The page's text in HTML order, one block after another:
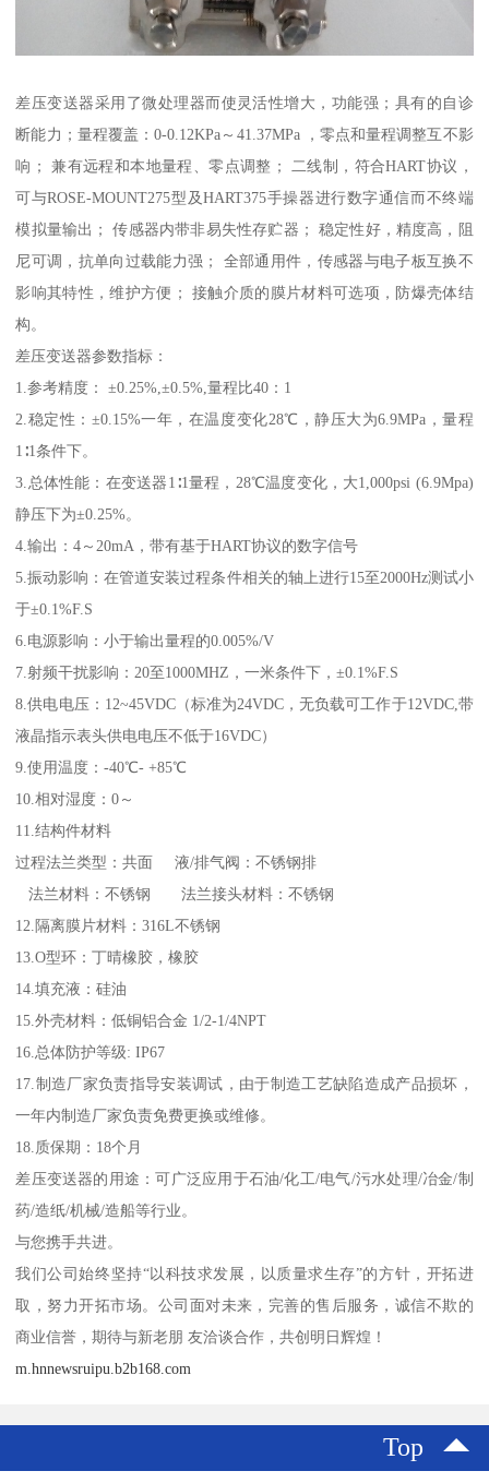
差压变送器采用了微处理器而使灵活性增大，功能强；具有的自诊
断能力；量程覆盖：0-0.12KPa～41.37MPa ，零点和量程调整互不影
响； 兼有远程和本地量程、零点调整； 二线制，符合HART协议，
可与ROSE-MOUNT275型及HART375手操器进行数字通信而不终端
模拟量输出； 传感器内带非易失性存贮器； 稳定性好，精度高，阻
尼可调，抗单向过载能力强； 全部通用件，传感器与电子板互换不
影响其特性，维护方便； 接触介质的膜片材料可选项，防爆壳体结
构。
差压变送器参数指标：
1.参考精度： ±0.25%,±0.5%,量程比40：1
2.稳定性：±0.15%一年，在温度变化28℃，静压大为6.9MPa，量程
1∶1条件下。
3.总体性能：在变送器1∶1量程，28℃温度变化，大1,000psi (6.9Mpa)
静压下为±0.25%。
4.输出：4～20mA，带有基于HART协议的数字信号
5.振动影响：在管道安装过程条件相关的轴上进行15至2000Hz测试小
于±0.1%F.S
6.电源影响：小于输出量程的0.005%/V
7.射频干扰影响：20至1000MHZ，一米条件下，±0.1%F.S
8.供电电压：12~45VDC（标准为24VDC，无负载可工作于12VDC,带
液晶指示表头供电电压不低于16VDC）
9.使用温度：-40℃- +85℃
10.相对湿度：0～
11.结构件材料
过程法兰类型：共面 液/排气阀：不锈钢排
法兰材料：不锈钢 法兰接头材料：不锈钢
12.隔离膜片材料：316L不锈钢
13.O型环：丁晴橡胶，橡胶
14.填充液：硅油
15.外壳材料：低铜铝合金 1/2-1/4NPT
16.总体防护等级: IP67
17.制造厂家负责指导安装调试，由于制造工艺缺陷造成产品损坏，
一年内制造厂家负责免费更换或维修。
18.质保期：18个月
差压变送器的用途：可广泛应用于石油/化工/电气/污水处理/冶金/制
药/造纸/机械/造船等行业。
与您携手共进。
我们公司始终坚持“以科技求发展，以质量求生存”的方针，开拓进
取，努力开拓市场。公司面对未来，完善的售后服务，诚信不欺的
商业信誉，期待与新老朋 友洽谈合作，共创明日辉煌！
m.hnnewsruipu.b2b168.com
Top